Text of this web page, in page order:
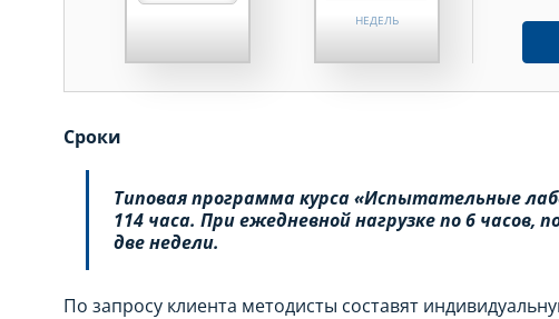
НЕДЕЛЬ
МЕСЯЦЕВ
МЕСЯЦЕВ
Сроки
Типовая программа курса «Испытательные
114 часа. При ежедневной нагрузке по 6 часов,
две недели.
По запросу клиента методисты составят